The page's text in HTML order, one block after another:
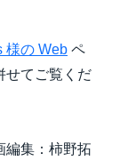
様の Web ペ
せてご覧くだ
編集：柿野拓